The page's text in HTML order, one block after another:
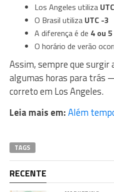
Los Angeles utiliza
O Brasil utiliza UTC -3
A diferença é de 4 ou
O horário de verão
Assim, sempre que surgir
algumas horas para trás
correto em Los Angeles.
Leia mais em:Além
TAGS
RECENTE